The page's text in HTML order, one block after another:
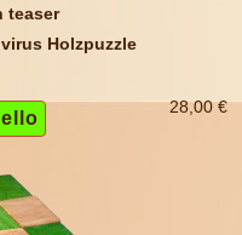
Holzpuzzle
28,00 €